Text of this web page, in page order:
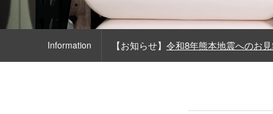
Information 【お知らせ】 令和8年熊本地震へのお